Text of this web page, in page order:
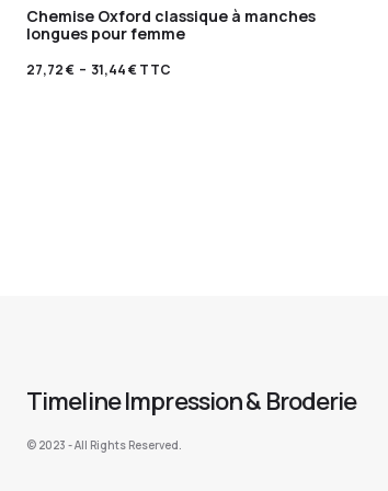
Chemise Oxford classique à manches
longues pour femme
27,72€ – 31,44€TTC
Timeline Impression & Broderie
©️ 2023 - All Rights Reserved.